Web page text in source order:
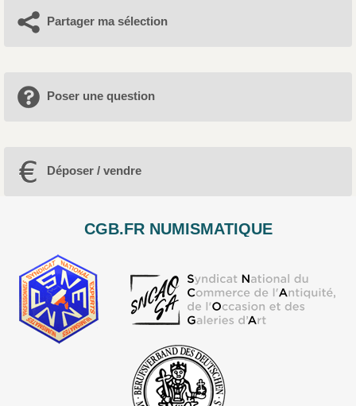
Partager ma sélection
Poser une question
Déposer / vendre
CGB.FR NUMISMATIQUE